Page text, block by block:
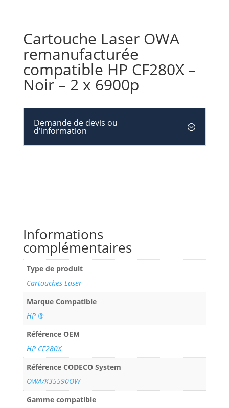
Cartouche Laser OWA
remanufacturée
compatible HP CF280X –
Noir – 2 x 6900p
Demande de devis ou
d'information
Informations
complémentaires
Type de produit
Cartouches Laser
Marque Compatible
HP ®
Référence OEM
HP CF280X
Référence CODECO System
OWA/K35590OW
Gamme compatible